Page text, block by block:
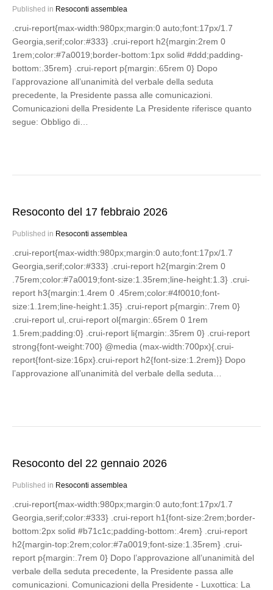
Published in Resoconti assemblea
.crui-report{max-width:980px;margin:0 auto;font:17px/1.7
Georgia,serif;color:#333} .crui-report h2{margin:2rem 0
1rem;color:#7a0019;border-bottom:1px solid #ddd;padding-
bottom:.35rem} .crui-report p{margin:.65rem 0} Dopo
l’approvazione all’unanimità del verbale della seduta
precedente, la Presidente passa alle comunicazioni.
Comunicazioni della Presidente La Presidente riferisce quanto
segue: Obbligo di…
Resoconto del 17 febbraio 2026
Published in Resoconti assemblea
.crui-report{max-width:980px;margin:0 auto;font:17px/1.7
Georgia,serif;color:#333} .crui-report h2{margin:2rem 0
.75rem;color:#7a0019;font-size:1.35rem;line-height:1.3} .crui-
report h3{margin:1.4rem 0 .45rem;color:#4f0010;font-
size:1.1rem;line-height:1.35} .crui-report p{margin:.7rem 0}
.crui-report ul,.crui-report ol{margin:.65rem 0 1rem
1.5rem;padding:0} .crui-report li{margin:.35rem 0} .crui-report
strong{font-weight:700} @media (max-width:700px){.crui-
report{font-size:16px}.crui-report h2{font-size:1.2rem}} Dopo
l’approvazione all’unanimità del verbale della seduta…
Resoconto del 22 gennaio 2026
Published in Resoconti assemblea
.crui-report{max-width:980px;margin:0 auto;font:17px/1.7
Georgia,serif;color:#333} .crui-report h1{font-size:2rem;border-
bottom:2px solid #b71c1c;padding-bottom:.4rem} .crui-report
h2{margin-top:2rem;color:#7a0019;font-size:1.35rem} .crui-
report p{margin:.7rem 0} Dopo l’approvazione all’unanimità del
verbale della seduta precedente, la Presidente passa alle
comunicazioni. Comunicazioni della Presidente - Luxottica: La